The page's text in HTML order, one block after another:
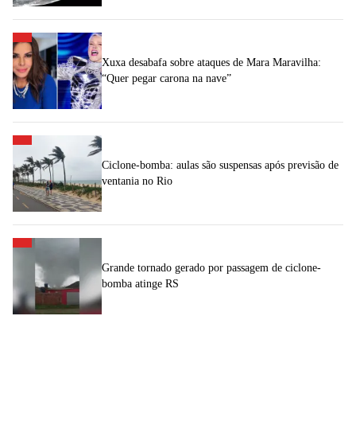
Xuxa desabafa sobre ataques de Mara Maravilha:
“Quer pegar carona na nave”
Ciclone-bomba: aulas são suspensas após previsão de
ventania no Rio
Grande tornado gerado por passagem de ciclone-
bomba atinge RS